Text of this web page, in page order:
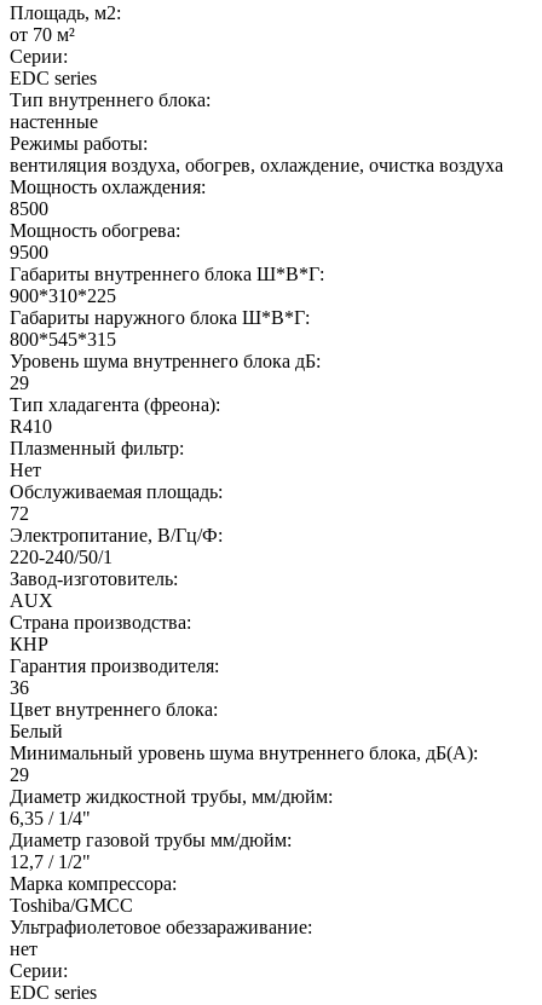
Площадь, м2:
от 70 м²
Серии:
EDC series
Тип внутреннего блока:
настенные
Режимы работы:
вентиляция воздуха, обогрев, охлаждение, очистка воздуха
Мощность охлаждения:
8500
Мощность обогрева:
9500
Габариты внутреннего блока Ш*В*Г:
900*310*225
Габариты наружного блока Ш*В*Г:
800*545*315
Уровень шума внутреннего блока дБ:
29
Тип хладагента (фреона):
R410
Плазменный фильтр:
Нет
Обслуживаемая площадь:
72
Электропитание, В/Гц/Ф:
220-240/50/1
Завод-изготовитель:
AUX
Страна производства:
КНР
Гарантия производителя:
36
Цвет внутреннего блока:
Белый
Минимальный уровень шума внутреннего блока, дБ(А):
29
Диаметр жидкостной трубы, мм/дюйм:
6,35 / 1/4"
Диаметр газовой трубы мм/дюйм:
12,7 / 1/2"
Марка компрессора:
Toshiba/GMCC
Ультрафиолетовое обеззараживание:
нет
Серии:
EDC series